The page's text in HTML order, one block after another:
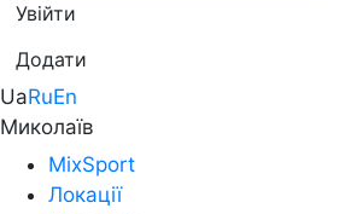
Увійти
Додати
UaRuEn
Миколаїв
MixSport
Локації